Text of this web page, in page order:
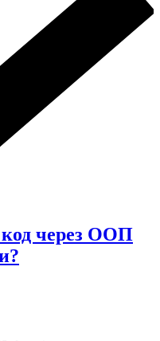
код через ООП